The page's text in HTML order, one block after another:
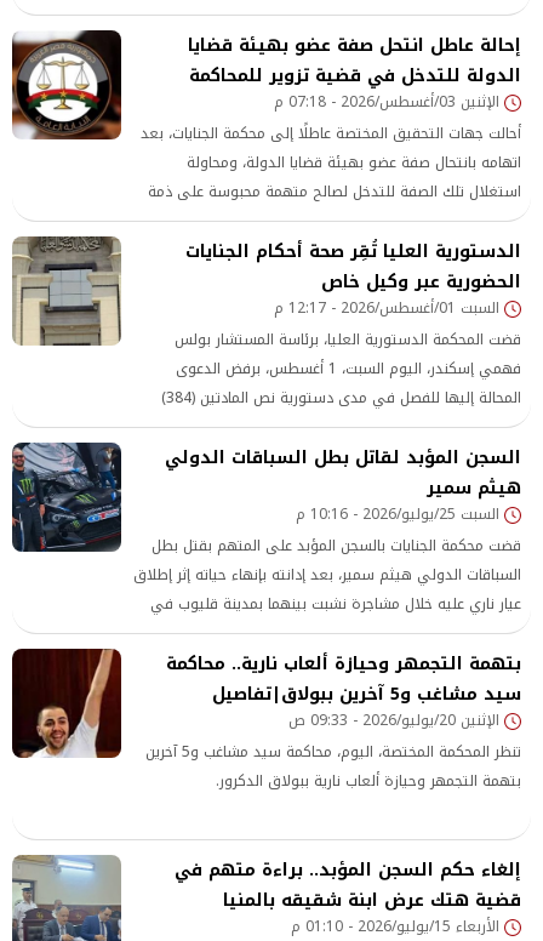
إحالة عاطل انتحل صفة عضو بهيئة قضايا
الدولة للتدخل في قضية تزوير للمحاكمة
الإثنين 03/أغسطس/2026 - 07:18 م
أحالت جهات التحقيق المختصة عاطلًا إلى محكمة الجنايات، بعد
اتهامه بانتحال صفة عضو بهيئة قضايا الدولة، ومحاولة
استغلال تلك الصفة للتدخل لصالح متهمة محبوسة على ذمة
إحدى قضايا التزوير
الدستورية العليا تُقِر صحة أحكام الجنايات
الحضورية عبر وكيل خاص
السبت 01/أغسطس/2026 - 12:17 م
قضت المحكمة الدستورية العليا، برئاسة المستشار بولس
فهمي إسكندر، اليوم السبت، 1 أغسطس، برفض الدعوى
المحالة إليها للفصل في مدى دستورية نص المادتين (384)
و(395- فقرة 1 و2) من قانون الإجراءات الجنائية، واللتين تُجيزان
حضور وكيل خاص عن المتهم أو المحكوم عليه في غيبته أمام
محكمة الجنايات، ليكون الحكم الصادر بحقه حكمًا حضوريًا.
السجن المؤبد لقاتل بطل السباقات الدولي
هيثم سمير
السبت 25/يوليو/2026 - 10:16 م
قضت محكمة الجنايات بالسجن المؤبد على المتهم بقتل بطل
السباقات الدولي هيثم سمير، بعد إدانته بإنهاء حياته إثر إطلاق
عيار ناري عليه خلال مشاجرة نشبت بينهما بمدينة قليوب في
محافظة القليوبية.
بتهمة التجمهر وحيازة ألعاب نارية.. محاكمة
سيد مشاغب و5 آخرين ببولاق|تفاصيل
الإثنين 20/يوليو/2026 - 09:33 ص
تنظر المحكمة المختصة، اليوم، محاكمة سيد مشاغب و5 آخرين
بتهمة التجمهر وحيازة ألعاب نارية ببولاق الدكرور.
إلغاء حكم السجن المؤبد.. براءة متهم في
قضية هتك عرض ابنة شقيقه بالمنيا
الأربعاء 15/يوليو/2026 - 01:10 م